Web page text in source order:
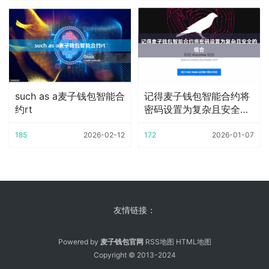
such as a麦子钱包智能合
约rt
185 2026-02-12
记得麦子钱包智能合约将
密码设置为复杂且安全的
172 2026-01-07
友情链接：
Powered by 麦子钱包官网 RSS地图 HTML地图
Copyright © 2013-2024